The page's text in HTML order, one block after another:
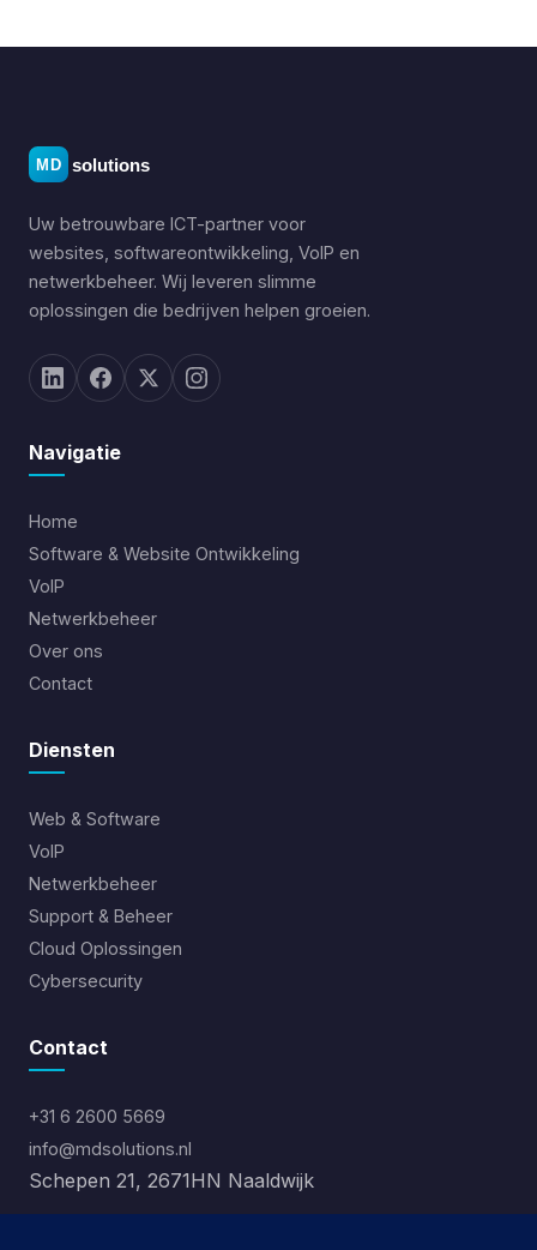
Uw betrouwbare ICT-partner voor
websites, softwareontwikkeling, VoIP en
netwerkbeheer. Wij leveren slimme
oplossingen die bedrijven helpen groeien.
Navigatie
Home
Software & Website Ontwikkeling
VoIP
Netwerkbeheer
Over ons
Contact
Diensten
Web & Software
VoIP
Netwerkbeheer
Support & Beheer
Cloud Oplossingen
Cybersecurity
Contact
+31 6 2600 5669
info@mdsolutions.nl
Schepen 21, 2671HN Naaldwijk